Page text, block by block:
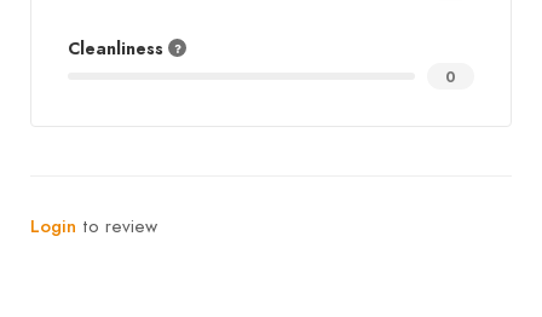
Cleanliness
0
Login to review